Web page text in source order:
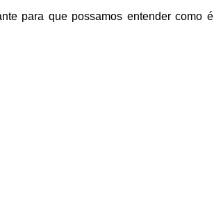
para que possamos entender como é